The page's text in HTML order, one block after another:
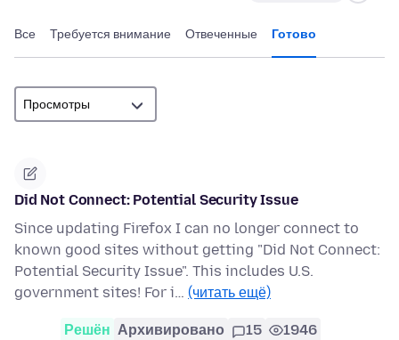
Все Требуется внимание Отвеченные Готово
Did Not Connect: Potential Security Issue
Since updating Firefox I can no longer connect to
known good sites without getting "Did Not Connect:
Potential Security Issue". This includes U.S.
government sites! For i… (читать ещё)
Решён Архивировано 15 1946